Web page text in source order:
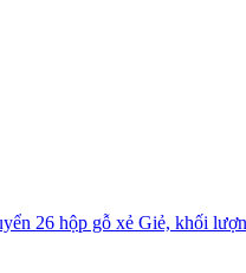
26 hộp gỗ xẻ Giẻ, khối